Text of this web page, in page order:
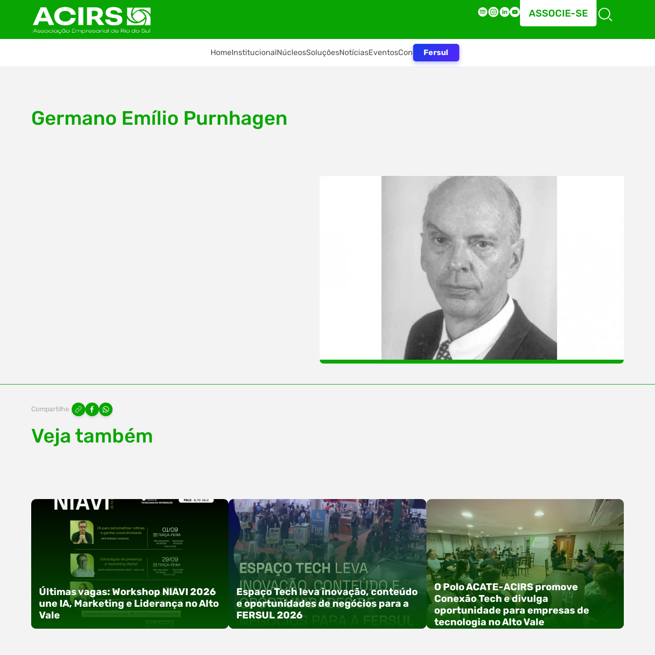
ASSOCIE-SE
HomeInstitucionalNúcleosSoluçõesNotíciasEventosContatoFersul
Germano Emílio Purnhagen
Compartilhe
Veja também
Últimas vagas: Workshop NIAVI 2026
une IA, Marketing e Liderança no Alto
Vale
Espaço Tech leva inovação, conteúdo
e oportunidades de negócios para a
FERSUL 2026
O Polo ACATE-ACIRS promove
Conexão Tech e divulga
oportunidade para empresas de
tecnologia no Alto Vale